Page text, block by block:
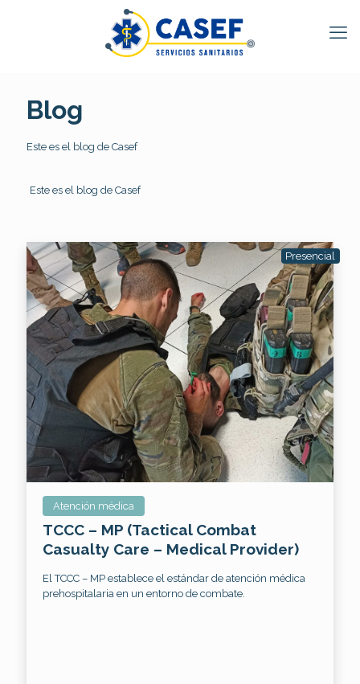
Blog
Este es el blog de Casef
Este es el blog de Casef
Presencial
Atención médica
TCCC – MP (Tactical Combat
Casualty Care – Medical Provider)
El TCCC – MP establece el estándar de atención médica
prehospitalaria en un entorno de combate.